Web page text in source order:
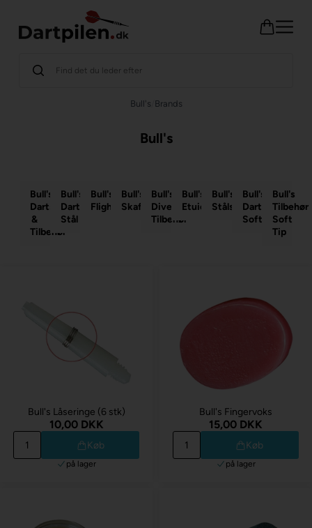
Bull's Brands
Bull's
Bull's
Dartskiver
&
Tilbehør
Bull's
Dartpile
Stål
Bull's
Flights
Bull's
Skafter
Bull's
Diverse
Tilbehør
Bull's
Etuier
Bull's
Stålspidser
Bull's
Dartpile
Soft
Bull's
Tilbehør
Soft
Tip
Bull's Låseringe (6 stk)
10,00 DKK
Køb
på lager
Bull's Fingervoks
15,00 DKK
Køb
på lager